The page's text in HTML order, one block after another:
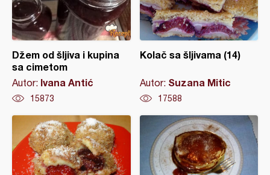
Džem od šljiva i kupina
sa cimetom
Autor: Ivana Antić
15873
Kolač sa šljivama (14)
Autor: Suzana Mitic
17588